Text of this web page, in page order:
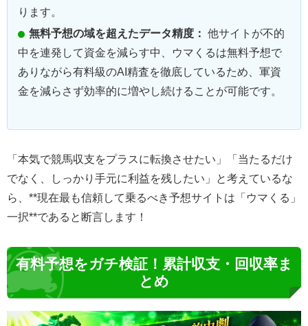
ります。
無料予想の域を超えたデータ精度： 他サイトが不的
中を連発して資金を減らす中、ウマくるは無料予想で
ありながら有料級のAI精査を徹底しているため、軍資
金を減らさず効率的に増やし続けることが可能です。
「本気で競馬収支をプラスに転換させたい」「当たるだけ
でなく、しっかり手元に利益を残したい」と考えているな
ら、**現在最も信頼して乗るべき予想サイトは「ウマくる」
一択**であると断言します！
有料予想をガチ検証！累計収支・回収率ま
とめ